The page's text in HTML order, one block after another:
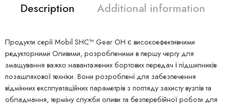
Description Additional information
Продукти серії Mobil SHC™ Gear OH є високоефективними
редукторними Оливими, розробленими в першу чергу для
змащування важко навантажених бортових передач і підшипників
позашляхової техніки. Вони розроблені для забезпечення
відмінних експлуатаційних параметрів з погляду захисту вузлів та
обладнання, терміну служби оливи та безперебійної роботи для